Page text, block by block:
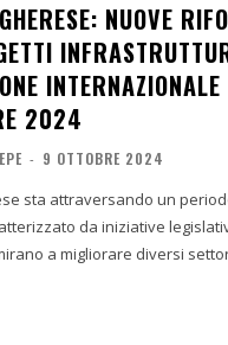
NUOVE
2024
- 9 OTTOBRE 2024
sta attraversando un
da iniziative
a migliorare diversi